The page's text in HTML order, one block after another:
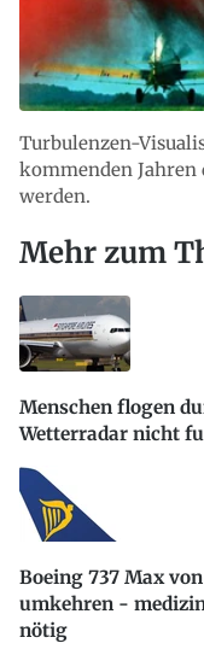
Turbulenzen-
kommenden
werden.
Mehr zum
Menschen flogen
Wetterradar nicht
Boeing 737 Max
umkehren -
nötig